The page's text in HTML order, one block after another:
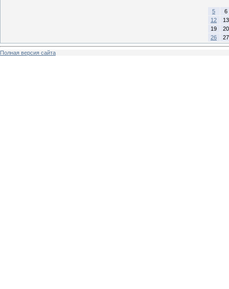
5
6
12
13
19
20
26
27
Полная версия сайта